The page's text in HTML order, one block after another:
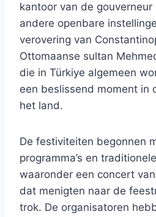
kantoor van de gouverneur
andere openbare
verovering van
Ottomaanse sultan
die in Türkiye algemeen
een beslissend moment in
het land.
De festiviteiten begonnen
programma’s en
waaronder een concert
dat menigten naar de
trok. De organisatoren